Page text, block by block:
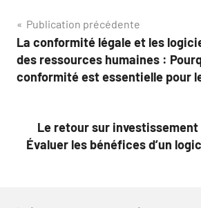
Navigation
de
l’article
Publication précédente
La conformité légale et les
des ressources humaines :
conformité est essentielle pour
Le retour sur investissement
Évaluer les bénéfices d’un